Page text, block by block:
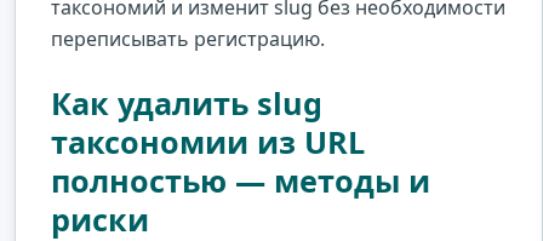
таксономий и изменит slug без необходимости
переписывать регистрацию.
Как удалить slug
таксономии из URL
полностью — методы и
риски